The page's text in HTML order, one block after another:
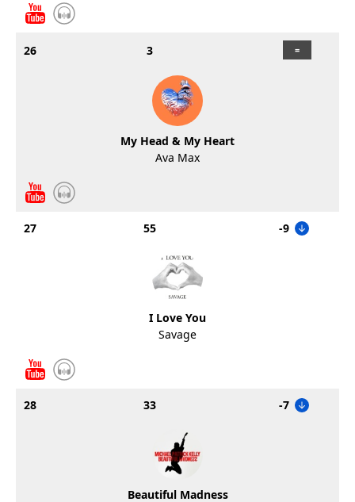
26 3
My Head & My Heart
Ava Max
27 55 -9
I Love You
Savage
28 33 -7
Beautiful Madness